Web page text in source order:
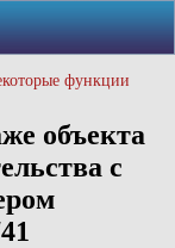
функции
объекта
с